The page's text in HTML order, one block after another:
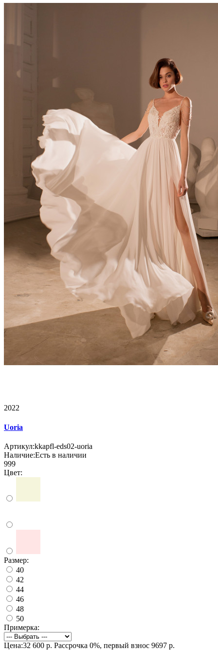
2022
Uoria
Артикул:kkapfl-eds02-uoria
Наличие:Есть в наличии
999
Цвет:
Размер:
40
42
44
46
48
50
Примерка:
Цена:32 600 р. Рассрочка 0%, первый взнос 9697 р.